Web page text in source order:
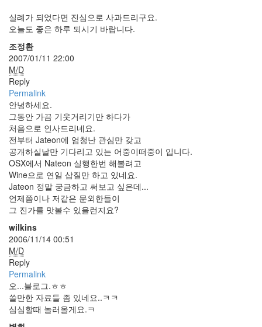
실례가 되었다면 진심으로 사과드리구요.
오늘도 좋은 하루 되시기 바랍니다.
조정환
2007/01/11 22:00
M/D
Reply
Permalink
안녕하세요.
그동안 가끔 기웃거리기만 하다가
처음으로 인사드리네요.
전부터 Jateon에 엄청난 관심만 갖고
공개하실날만 기다리고 있는 어중이떠중이 입니다.
OSX에서 Nateon 실행한번 해볼려고
Wine으로 연일 삽질만 하고 있네요.
Jateon 정말 궁금하고 써보고 싶은데...
언제쯤이나 저같은 문외한들이
그 진가를 맛볼수 있을런지요?
wilkins
2006/11/14 00:51
M/D
Reply
Permalink
오...블로그.ㅎㅎ
쓸만한 자료들 좀 있네요..ㅋㅋ
심심할때 놀러올게요.ㅋ
android
차
데
모
리
눅
스
OpenSource
Swing
Release
SWT
화
이
트
보
드
자
바
pspsdk
차
데
모
아
답